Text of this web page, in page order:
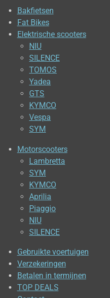
Bakfietsen
Fat Bikes
Elektrische scooters
NIU
SILENCE
TOMOS
Yadea
GTS
KYMCO
Vespa
SYM
Motorscooters
Lambretta
SYM
KYMCO
Aprilia
Piaggio
NIU
SILENCE
Gebruikte voertuigen
Verzekeringen
Betalen in termijnen
TOP DEALS